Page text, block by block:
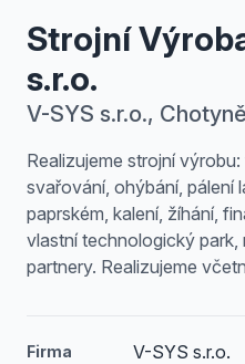
Strojní
s.r.o.
V-SYS s.r.o.,
Realizujeme strojní
svařování, ohýbání, pálení
paprském, kalení, žíhání,
vlastní technologický park,
partnery. Realizujeme
Firma V-SYS s.r.o.